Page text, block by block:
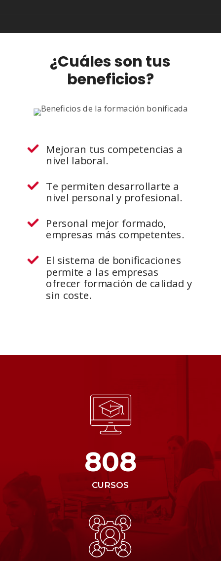
¿Cuáles son tus
beneficios?
Mejoran tus competencias a
nivel laboral.
Te permiten desarrollarte a
nivel personal y profesional.
Personal mejor formado,
empresas más competentes.
El sistema de bonificaciones
permite a las empresas
ofrecer formación de calidad y
sin coste.
808
CURSOS